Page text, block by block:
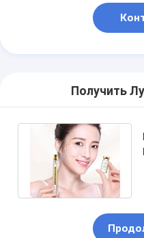
Получить